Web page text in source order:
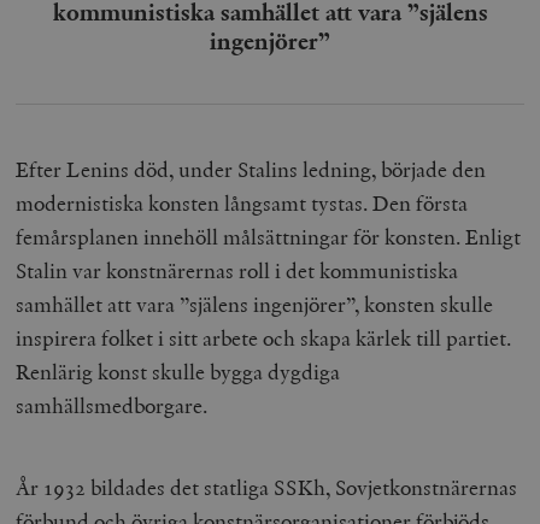
kommunistiska samhället att vara ”själens
ingenjörer”
Efter Lenins död, under Stalins ledning, började den
modernistiska konsten långsamt tystas. Den första
femårsplanen innehöll målsättningar för konsten. Enligt
Stalin var konstnärernas roll i det kommunistiska
samhället att vara ”själens ingenjörer”, konsten skulle
inspirera folket i sitt arbete och skapa kärlek till partiet.
Renlärig konst skulle bygga dygdiga
samhällsmedborgare.
År 1932 bildades det statliga SSKh, Sovjetkonstnärernas